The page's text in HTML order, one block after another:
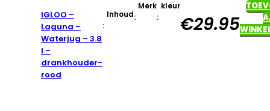
IGLOO –
Laguna –
Waterjug – 3.8
l –
drankhouder-
rood
Inhoud
:
Merk
:
kleur
:
€29.95